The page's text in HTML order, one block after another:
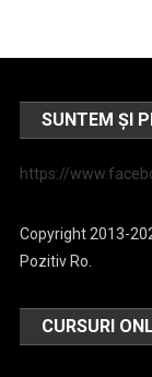
SUNTEM ȘI
https://
Copyright 2013-
Pozitiv Ro.
CURSURI